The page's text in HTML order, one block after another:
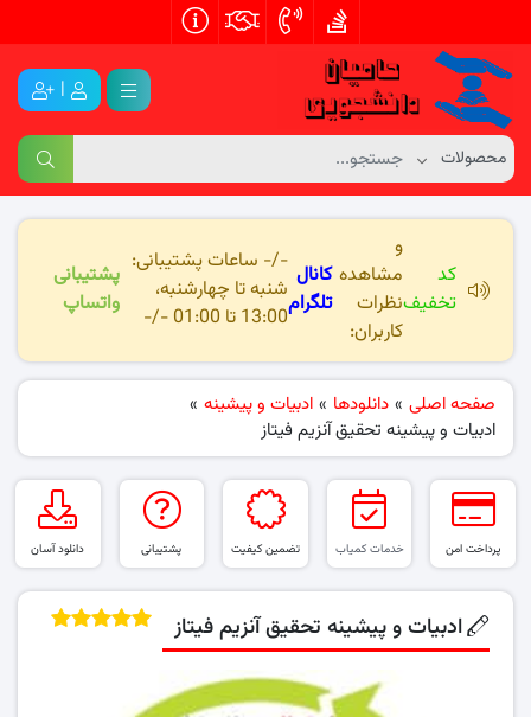
|
کد
تخفیف
و
مشاهده
نظرات
کاربران:
کانال
تلگرام
-/- ساعات پشتیبانی:
شنبه تا چهارشنبه،
13:00 تا 01:00 -/-
پشتیبانی
واتساپ
صفحه اصلی » دانلودها » ادبیات و پیشینه »
ادبیات و پیشینه تحقیق آنزیم فیتاز
پرداخت امن خدمات کمیاب تضمین کیفیت پشتیبانی دانلود آسان
ادبیات و پیشینه تحقیق آنزیم فیتاز